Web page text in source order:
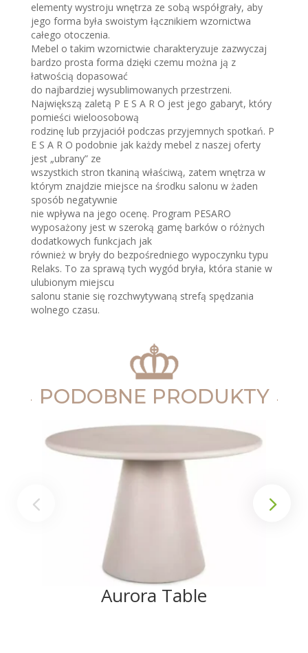
elementy wystroju wnętrza ze sobą współgrały, aby
jego forma była swoistym łącznikiem wzornictwa
całego otoczenia.
Mebel o takim wzornictwie charakteryzuje zazwyczaj
bardzo prosta forma dzięki czemu można ją z
łatwością dopasować
do najbardziej wysublimowanych przestrzeni.
Największą zaletą P E S A R O jest jego gabaryt, który
pomieści wieloosobową
rodzinę lub przyjaciół podczas przyjemnych spotkań. P
E S A R O podobnie jak każdy mebel z naszej oferty
jest „ubrany” ze
wszystkich stron tkaniną właściwą, zatem wnętrza w
którym znajdzie miejsce na środku salonu w żaden
sposób negatywnie
nie wpływa na jego ocenę. Program PESARO
wyposażony jest w szeroką gamę barków o różnych
dodatkowych funkcjach jak
również w bryły do bezpośredniego wypoczynku typu
Relaks. To za sprawą tych wygód bryła, która stanie w
ulubionym miejscu
salonu stanie się rozchwytywaną strefą spędzania
wolnego czasu.
PODOBNE PRODUKTY
Aurora Table